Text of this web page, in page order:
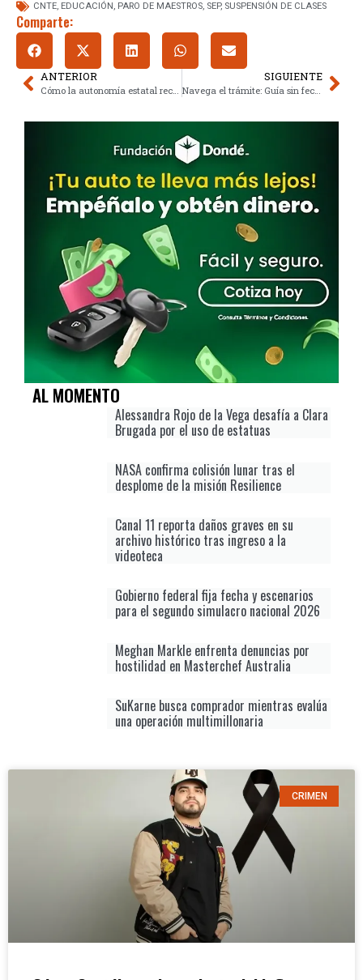
CNTE, EDUCACIÓN , PARO DE MAESTROS, SEP, SUSPENSIÓN DE CLASES
Comparte:
ANTERIOR
Cómo la autonomía estatal reconfigura el calendario escolar SEP
SIGUIENTE
Navega el trámite: Guía sin fecha límite para la CURP biométrica
AL MOMENTO
Alessandra Rojo de la Vega desafía a Clara
Brugada por el uso de estatuas
NASA confirma colisión lunar tras el
desplome de la misión Resilience
Canal 11 reporta daños graves en su
archivo histórico tras ingreso a la
videoteca
Gobierno federal fija fecha y escenarios
para el segundo simulacro nacional 2026
Meghan Markle enfrenta denuncias por
hostilidad en Masterchef Australia
SuKarne busca comprador mientras evalúa
una operación multimillonaria
CRIMEN